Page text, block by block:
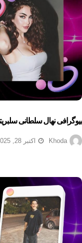
بیوگرافی نهال سلطانی
Khoda اکتبر 28, 2025